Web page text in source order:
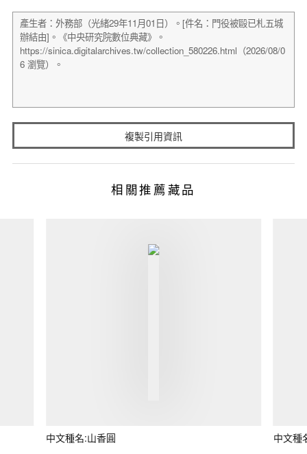
複製引用資訊
相關推薦藏品
中文種名:山香圓 中文種